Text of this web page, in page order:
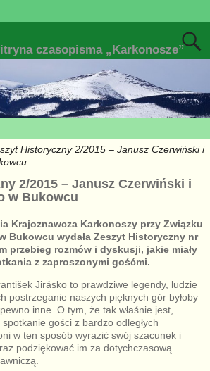
czasopisma „Karkonosze”
Historyczny 2/2015 – Janusz Czerwiński i
2/2015 – Janusz Czerwiński i
w Bukowcu
Krajoznawcza Karkonoszy przy Związku
Bukowcu wydała Zeszyt Historyczny nr
przebieg rozmów i dyskusji, jakie miały
z zaproszonymi gośćmi.
Jirásko to prawdziwe legendy, ludzie
postrzeganie naszych pięknych gór byłoby
inne. O tym, że tak właśnie jest,
gości z bardzo odległych
w ten sposób wyrazić swój szacunek i
podziękować im za dotychczasową